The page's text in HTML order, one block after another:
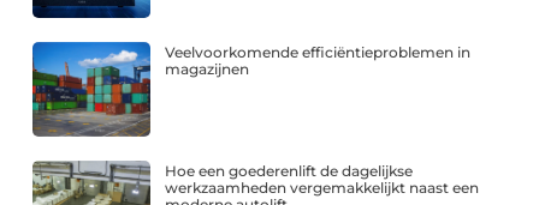
Veelvoorkomende efficiëntieproblemen in
magazijnen
Hoe een goederenlift de dagelijkse
werkzaamheden vergemakkelijkt naast een